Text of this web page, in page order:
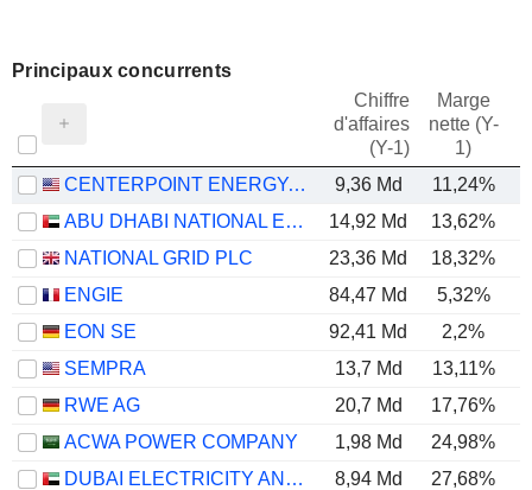
Principaux concurrents
Chiffre
d'affaires
(Y-1)
Marge
nette (Y-
1)
CENTERPOINT ENERGY, INC. 9,36 Md 11,24%
ABU DHABI NATIONAL ENERGY COMPANY
14,92 Md 13,62%
NATIONAL GRID PLC
23,36 Md 18,32%
ENGIE
84,47 Md 5,32%
EON SE
92,41 Md 2,2%
SEMPRA
13,7 Md 13,11%
RWE AG
20,7 Md 17,76%
ACWA POWER COMPANY
1,98 Md 24,98%
DUBAI ELECTRICITY AND WATER AUTHORITY
8,94 Md 27,68%